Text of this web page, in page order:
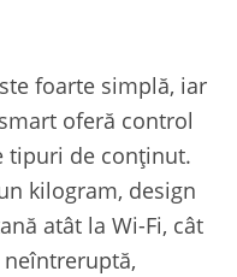
foarte simplă, iar
oferă control
tipuri de conținut.
kilogram, design
atât la Wi-Fi, cât